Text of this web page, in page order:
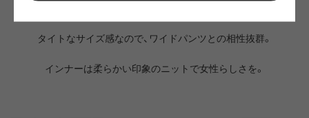
タイトなサイズ感なので、ワイドパンツとの相性抜群。
インナーは柔らかい印象のニットで女性らしさを。